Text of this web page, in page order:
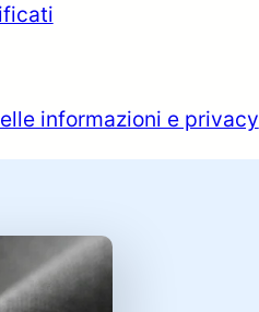
informazioni e privacy